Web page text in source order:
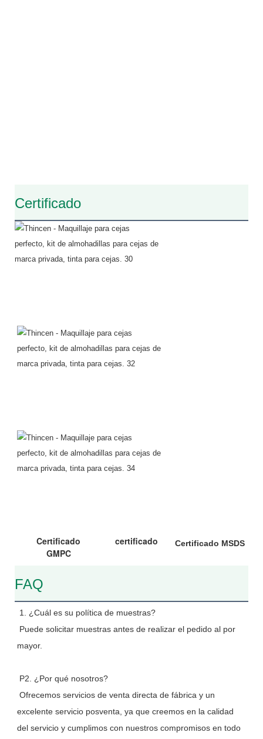
Certificado
Certificado
GMPC
certificado Certificado MSDS
FAQ
1. ¿Cuál es su política de muestras?
mayor.
P2. ¿Por qué nosotros?
excelente servicio posventa, ya que creemos en la calidad
del servicio y cumplimos con nuestros compromisos en todo